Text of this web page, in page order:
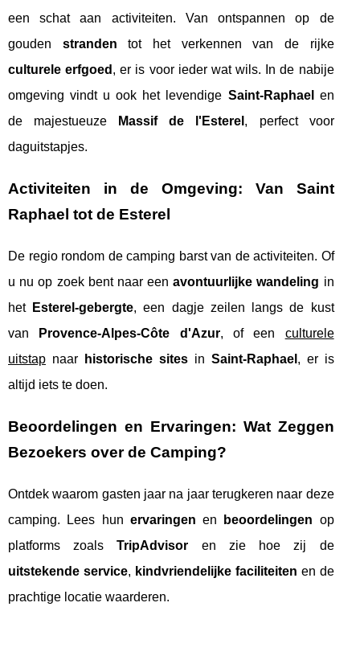
een schat aan activiteiten. Van ontspannen op de
gouden stranden tot het verkennen van de rijke
culturele erfgoed , er is voor ieder wat wils. In de nabije
omgeving vindt u ook het levendige Saint-Raphael
en
de majestueuze
Massif de l'Esterel , perfect voor
daguitstapjes.
Activiteiten in de Omgeving: Van Saint
Raphael tot de Esterel
De regio rondom de camping barst van de activiteiten. Of
u nu op zoek bent naar eenavontuurlijke wandeling in
het Esterel-gebergte, een dagje zeilen langs de kust
van
Provence-Alpes-Côte d'Azur, of een culturele
uitstap naar historische sitesin Saint-Raphael , er is
altijd iets te doen.
Beoordelingen en Ervaringen: Wat Zeggen
Bezoekers over de Camping?
Ontdek waarom gasten jaar na jaar terugkeren naar deze
camping. Lees hun ervaringen en beoordelingen op
platforms zoalsTripAdvisor en zie hoe zij de
uitstekende service, kindvriendelijke faciliteiten en de
prachtige locatie waarderen.